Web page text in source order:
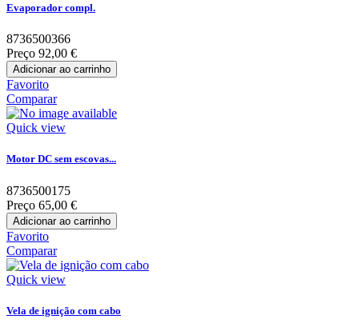
Evaporador compl.
8736500366
Preço 92,00 €
Adicionar ao carrinho
Favorito
Comparar
Quick view
Motor DC sem escovas...
8736500175
Preço 65,00 €
Adicionar ao carrinho
Favorito
Comparar
Quick view
Vela de ignição com cabo